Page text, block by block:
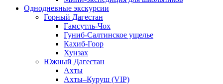
Однодневные экскурсии
Горный Дагестан
Гамсутль-Чох
Гуниб-Салтинское ущелье
Кахиб-Гоор
Хунзах
Южный Дагестан
Ахты
Ахты–Куруш (VIP)